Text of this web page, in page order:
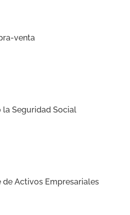
venta
la Seguridad Social
Activos Empresariales